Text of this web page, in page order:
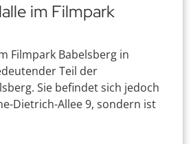
im Filmpark
Filmpark Babelsberg in
Teil der
Sie befindet sich jedoch
Dietrich-Allee 9, sondern ist